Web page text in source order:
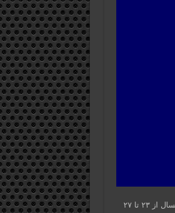
سونی به رسانه‌ای آلمانی اعلام کرد که همچون سال قبل در مراسم گیمزکام (Gamescom) که امسال از ۲۳ تا ۲۷